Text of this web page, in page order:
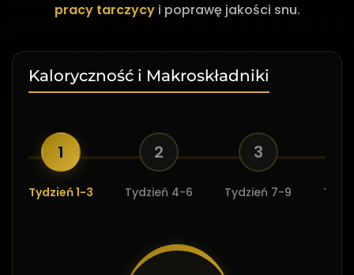
pracy tarczycyi poprawę jakości snu.
Kaloryczność i Makroskładniki
1
Tydzień 1-3
2
Tydzień 4-6
3
Tydzień 7-9